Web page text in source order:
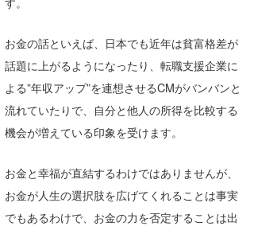
お金の話といえば、日本でも近年は貧富格差が
話題に上がるようになったり、転職支援企業に
よる”年収アップ”を連想させるCMがバンバンと
流れていたりで、自分と他人の所得を比較する
機会が増えている印象を受けます。
お金と幸福が直結するわけではありませんが、
お金が人生の選択肢を広げてくれることは事実
でもあるわけで、お金の力を否定することは出
Core Surf Japan
Naoya Kimoto
mitsuteru Kamio
Yasunari Inoue
Yoshiyuki Obata
メディア
SURFMEDIA
Colors MAGAZINE
WAVAL
波伝説アンバサダー/プロライダー
福島寿実子
中浦“JET”章
波伝説スタッフ
☆加藤
波伝説